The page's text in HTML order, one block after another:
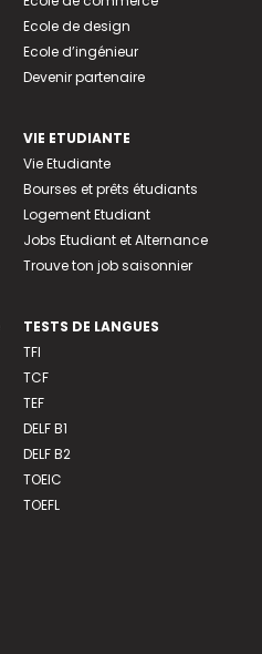
Ecole de design
Ecole d’ingénieur
Devenir partenaire
VIE ETUDIANTE
Vie Etudiante
Bourses et prêts étudiants
Logement Etudiant
Jobs Etudiant et Alternance
Trouve ton job saisonnier
TESTS DE LANGUES
TFI
TCF
TEF
DELF B1
DELF B2
TOEIC
TOEFL